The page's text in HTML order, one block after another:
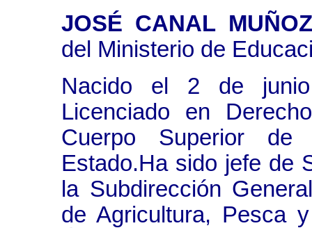
JOSÉ CANAL
del Ministerio de
Nacido el 2 de
Licenciado en
Cuerpo Superior de
Estado.Ha sido jefe de
la Subdirección
de Agricultura, Pesca